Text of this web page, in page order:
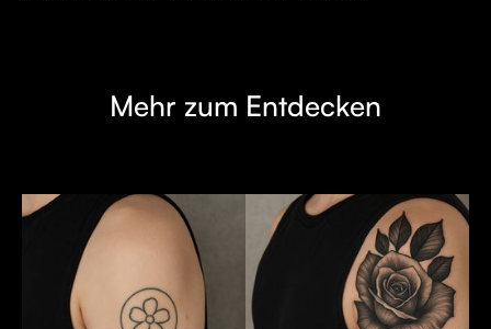
Mehr zum Entdecken